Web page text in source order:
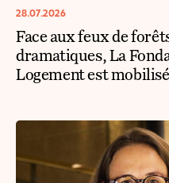
28.07.2026
Face aux feux de
dramatiques, La
Logement est